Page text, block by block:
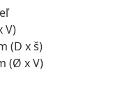
V)
(D x š)
(Ø x V)